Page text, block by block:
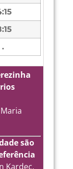
.
são
Kardec,